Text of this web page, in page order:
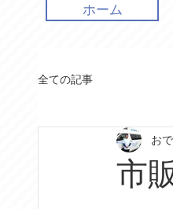
ホーム
全ての記事
市
お